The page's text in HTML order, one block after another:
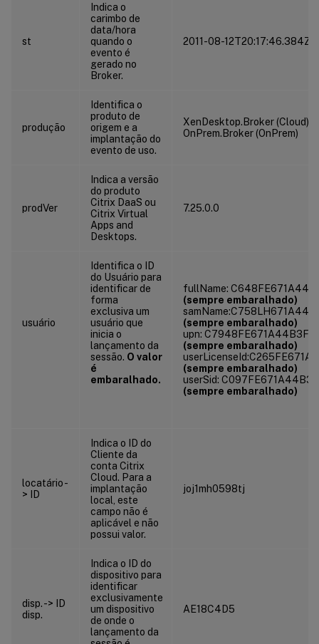
st
Indica o
carimbo de
data/hora
quando o
evento é
gerado no
Broker.
2011-08-12T20:17:46.384Z
produção
Identifica o
produto de
origem e a
implantação do
evento de uso.
XenDesktop.Broker (Cloud)
OnPrem.Broker (OnPrem)
prodVer
Indica a versão
do produto
Citrix DaaS ou
Citrix Virtual
Apps and
Desktops.
7.25.0.0
usuário
Identifica o ID
do Usuário para
identificar de
forma
exclusiva um
usuário que
inicia o
lançamento da
sessão. O valor
é
embaralhado.
fullName:
(sempre embaralhado)
(sempre embaralhado)
upn: C7948FE671A44B3F7
(sempre embaralhado)
(sempre embaralhado)
userSid:
(sempre embaralhado)
locatário -
> ID
Indica o ID do
Cliente da
conta Citrix
Cloud. Para a
implantação
local, este
campo não é
aplicável e não
possui valor.
joj1mh0598tj
disp. -> ID
disp.
Indica o ID do
dispositivo para
identificar
exclusivamente
um dispositivo
de onde o
lançamento da
AE18C4D5